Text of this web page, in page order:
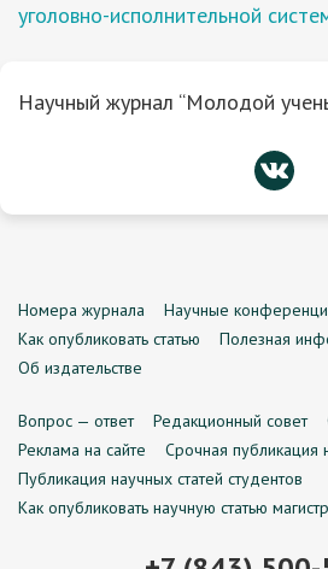
уголовно-исполнительной
Научный журнал “Молодой
Номера журнала Научные
Как опубликовать статью
Полезная
Об издательстве
Вопрос — ответ Редакционный совет
Реклама на сайте
Срочная публикация
Публикация научных статей студентов
Как опубликовать научную статью